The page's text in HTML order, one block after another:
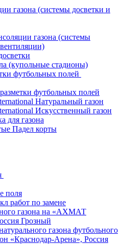
газона (системы досветки и
газона (системы
(купольные стадионы)
футбольных полей
футбольных полей
Натуральный газон
Искусственный газон
для газона
Падел корты
поля
работ по замене
газона на «АХМАТ
Грозный
газона футбольного
«Краснодар-Арена», Россия